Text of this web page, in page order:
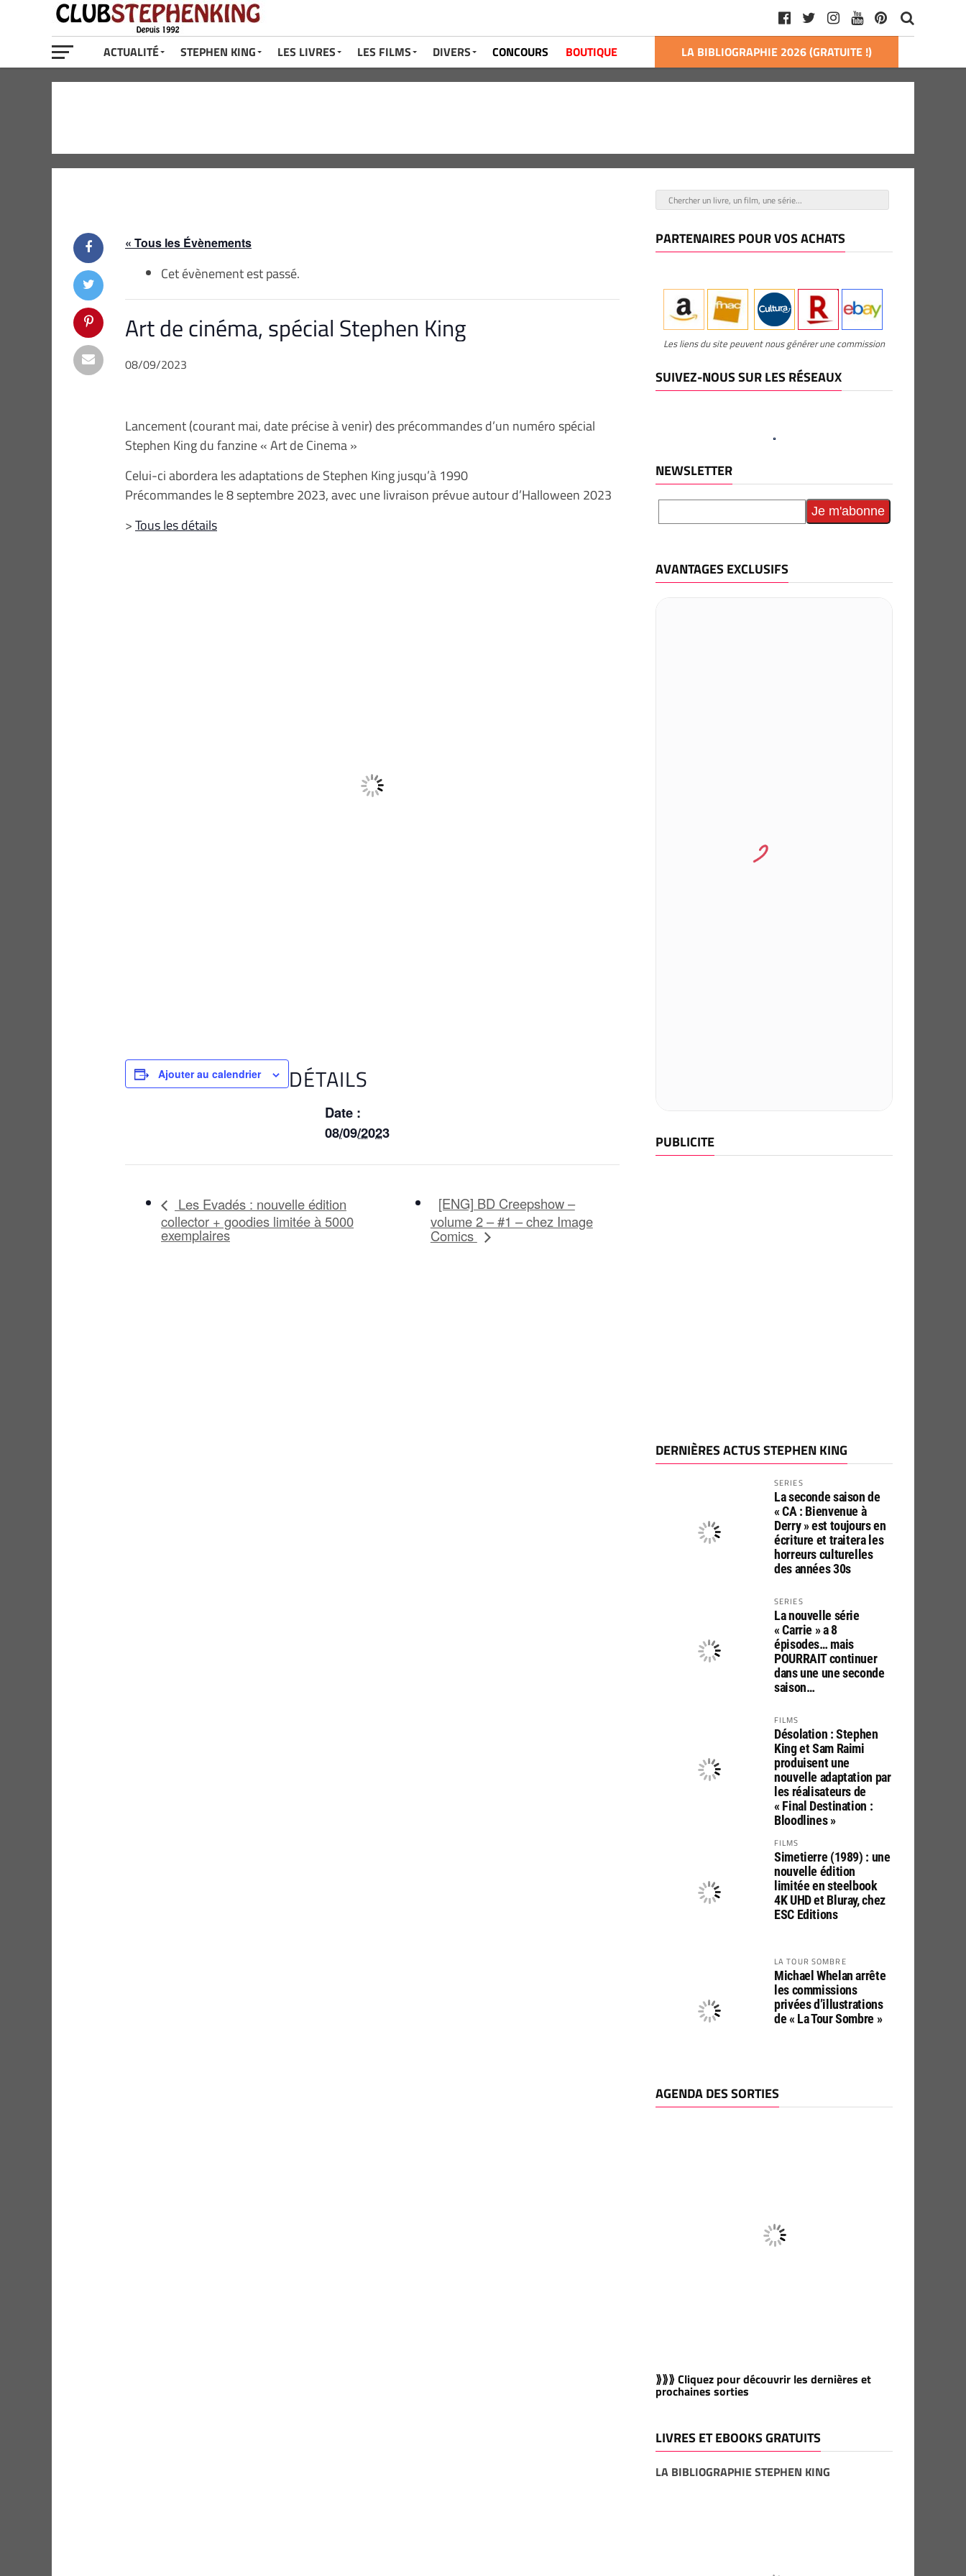
ACTUALITÉ STEPHEN KING LES LIVRES LES FILMS DIVERS CONCOURS BOUTIQUE LA BIBLIOGRAPHIE 2026 (GRATUITE !)
« Tous les Évènements
Cet évènement est passé.
Art de cinéma, spécial Stephen King
08/09/2023
Lancement (courant mai, date précise à venir) des précommandes d’un numéro spécial
Stephen King du fanzine « Art de Cinema »
Celui-ci abordera les adaptations de Stephen King jusqu’à 1990
Précommandes le 8 septembre 2023, avec une livraison prévue autour d’Halloween 2023
>Tous les détails
Ajouter au calendrier DÉTAILS
Date :
08/09/2023
Les Evadés : nouvelle édition
collector + goodies limitée à 5000
exemplaires
[ENG] BD Creepshow –
volume 2 – #1 – chez Image
Comics
PARTENAIRES POUR VOS ACHATS
Les liens du site peuvent nous générer une commission
SUIVEZ-NOUS SUR LES RÉSEAUX
NEWSLETTER
AVANTAGES EXCLUSIFS
PUBLICITE
DERNIÈRES ACTUS STEPHEN KING
SERIES
La seconde saison de
« CA : Bienvenue à
Derry » est toujours en
écriture et traitera les
horreurs culturelles
des années 30s
SERIES
La nouvelle série
« Carrie » a 8
épisodes… mais
POURRAIT continuer
dans une une seconde
saison…
FILMS
Désolation : Stephen
King et Sam Raimi
produisent une
nouvelle adaptation par
les réalisateurs de
« Final Destination :
Bloodlines »
FILMS
Simetierre (1989) : une
nouvelle édition
limitée en steelbook
4K UHD et Bluray, chez
ESC Editions
LA TOUR SOMBRE
Michael Whelan arrête
les commissions
privées d’illustrations
de « La Tour Sombre »
AGENDA DES SORTIES
⟫⟫⟫ Cliquez pour découvrir les dernières et
prochaines sorties
LIVRES ET EBOOKS GRATUITS
LA BIBLIOGRAPHIE STEPHEN KING